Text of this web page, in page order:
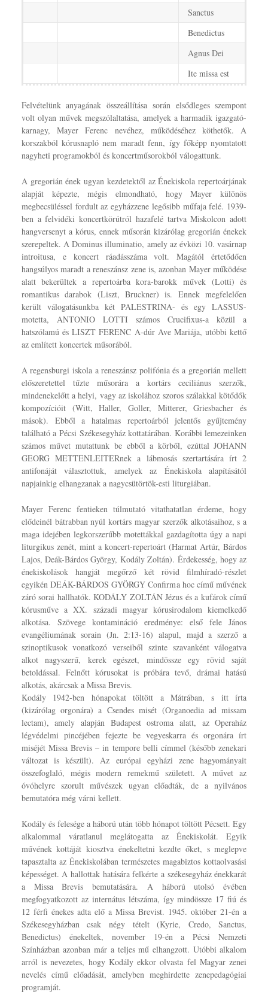
Sanctus
Benedictus
Agnus Dei
Ite missa est
Felvételünk anyagának összeállítása során elsődleges szempont
volt olyan művek megszólaltatása, amelyek a harmadik igazgató-
karnagy, Mayer Ferenc nevéhez, működéséhez köthetők. A
korszakból kórusnapló nem maradt fenn, így főképp nyomtatott
nagyheti programokból és koncertműsorokból válogattunk.
A gregorián ének ugyan kezdetektől az Énekiskola repertoárjának
alapját képezte, mégis elmondható, hogy Mayer különös
megbecsüléssel fordult az egyházzene legősibb műfaja felé. 1939-
ben a felvidéki koncertkörútról hazafelé tartva Miskolcon adott
hangversenyt a kórus, ennek műsorán kizárólag gregorián énekek
szerepeltek. A Dominus illuminatio, amely az évközi 10. vasárnap
introitusa, e koncert ráadásszáma volt. Magától értetődően
hangsúlyos maradt a reneszánsz zene is, azonban Mayer működése
alatt bekerültek a repertoárba kora-barokk művek (Lotti) és
romantikus darabok (Liszt, Bruckner) is. Ennek megfelelően
került válogatásunkba két PALESTRINA- és egy LASSUS-
motetta, ANTONIO LOTTI számos Crucifixus-a közül a
hatszólamú és LISZT FERENC A-dúr Ave Mariája, utóbbi kettő
az említett koncertek műsorából.
A regensburgi iskola a reneszánsz polifónia és a gregorián mellett
előszeretettel tűzte műsorára a kortárs ceciliánus szerzők,
mindenekelőtt a helyi, vagy az iskolához szoros szálakkal kötődők
kompozícióit (Witt, Haller, Goller, Mitterer, Griesbacher és
mások). Ebből a hatalmas repertoárból jelentős gyűjtemény
található a Pécsi Székesegyház kottatárában. Korábbi lemezeinken
számos művet mutattunk be ebből a körből, ezúttal JOHANN
GEORG METTENLEITERnek a lábmosás szertartására írt 2
antifonáját választottuk, amelyek az Énekiskola alapításától
napjainkig elhangzanak a nagycsütörtök-esti liturgiában.
Mayer Ferenc fentieken túlmutató vitathatatlan érdeme, hogy
elődeinél bátrabban nyúl kortárs magyar szerzők alkotásaihoz, s a
maga idejében legkorszerűbb motettákkal gazdagította úgy a napi
liturgikus zenét, mint a koncert-repertoárt (Harmat Artúr, Bárdos
Lajos, Deák-Bárdos György, Kodály Zoltán). Érdekesség, hogy az
énekiskolások hangját megőrző két rövid filmhíradó-részlet
egyikén DEÁK-BÁRDOS GYÖRGY Confirma hoc című művének
záró sorai hallhatók. KODÁLY ZOLTÁN Jézus és a kufárok című
kórusműve a XX. századi magyar kórusirodalom kiemelkedő
alkotása. Szövege kontamináció eredménye: első fele János
evangéliumának sorain (Jn. 2:13-16) alapul, majd a szerző a
szinoptikusok vonatkozó verseiből szinte szavanként válogatva
alkot nagyszerű, kerek egészet, mindössze egy rövid saját
betoldással. Felnőtt kórusokat is próbára tevő, drámai hatású
alkotás, akárcsak a Missa Brevis.
Kodály 1942-ben hónapokat töltött a Mátrában, s itt írta
(kizárólag orgonára) a Csendes misét (Organoedia ad missam
lectam), amely alapján Budapest ostroma alatt, az Operaház
légvédelmi pincéjében fejezte be vegyeskarra és orgonára írt
miséjét Missa Brevis – in tempore belli címmel (később zenekari
változat is készült). Az európai egyházi zene hagyományait
összefoglaló, mégis modern remekmű született. A művet az
óvóhelyre szorult művészek ugyan előadták, de a nyilvános
bemutatóra még várni kellett.
Kodály és felesége a háború után több hónapot töltött Pécsett. Egy
alkalommal váratlanul meglátogatta az Énekiskolát. Egyik
művének kottáját kiosztva énekeltetni kezdte őket, s meglepve
tapasztalta az Énekiskolában természetes magabiztos kottaolvasási
képességet. A hallottak hatására felkérte a székesegyház énekkarát
a Missa Brevis bemutatására. A háború utolsó évében
megfogyatkozott az internátus létszáma, így mindössze 17 fiú és
12 férfi énekes adta elő a Missa Brevist. 1945. október 21-én a
Székesegyházban csak négy tételt (Kyrie, Credo, Sanctus,
Benedictus) énekeltek, november 19-én a Pécsi Nemzeti
Színházban azonban már a teljes mű elhangzott. Utóbbi alkalom
arról is nevezetes, hogy Kodály ekkor olvasta fel Magyar zenei
nevelés című előadását, amelyben meghirdette zenepedagógiai
programját.